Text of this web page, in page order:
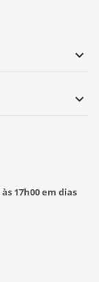
17h00 em dias

